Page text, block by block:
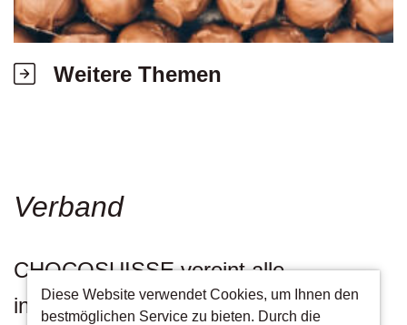
Weitere Themen
Verband
CHOCOSUISSE vereint alle
industriellen Schweizer Hersteller von
Diese Website verwendet Cookies, um Ihnen den
bestmöglichen Service zu bieten. Durch die